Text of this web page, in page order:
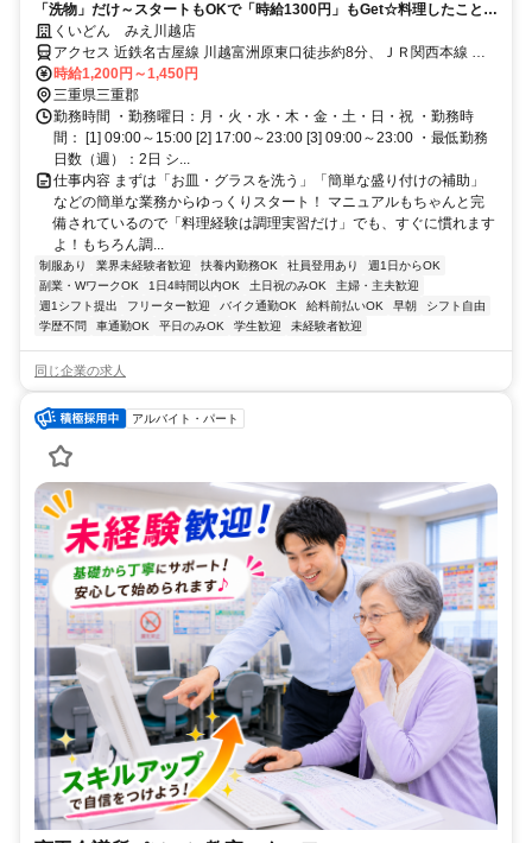
「洗物」だけ～スタートもOKで「時給1300円」もGet☆料理したことな
くても安心◎未経験者大歓迎！
くいどん みえ川越店
アクセス 近鉄名古屋線 川越富洲原東口徒歩約8分、ＪＲ関西本線 富
田（三重県）東口徒歩約19分、ＪＲ関西本線 朝日徒歩約29分
時給1,200円～1,450円
三重県三重郡
勤務時間 ・勤務曜日：月・火・水・木・金・土・日・祝 ・勤務時
間： [1] 09:00～15:00 [2] 17:00～23:00 [3] 09:00～23:00 ・最低勤務
日数（週）：2日 シ...
仕事内容 まずは「お皿・グラスを洗う」「簡単な盛り付けの補助」
などの簡単な業務からゆっくりスタート！ マニュアルもちゃんと完
備されているので「料理経験は調理実習だけ」でも、すぐに慣れます
よ！もちろん調...
制服あり 業界未経験者歓迎 扶養内勤務OK 社員登用あり
週1日からOK
副業・WワークOK
1日4時間以内OK 土日祝のみOK
主婦・主夫歓迎
週1シフト提出
フリーター歓迎 バイク通勤OK 給料前払いOK 早朝
シフト自由
学歴不問
車通勤OK 平日のみOK 学生歓迎 未経験者歓迎
同じ企業の求人
アルバイト・パート